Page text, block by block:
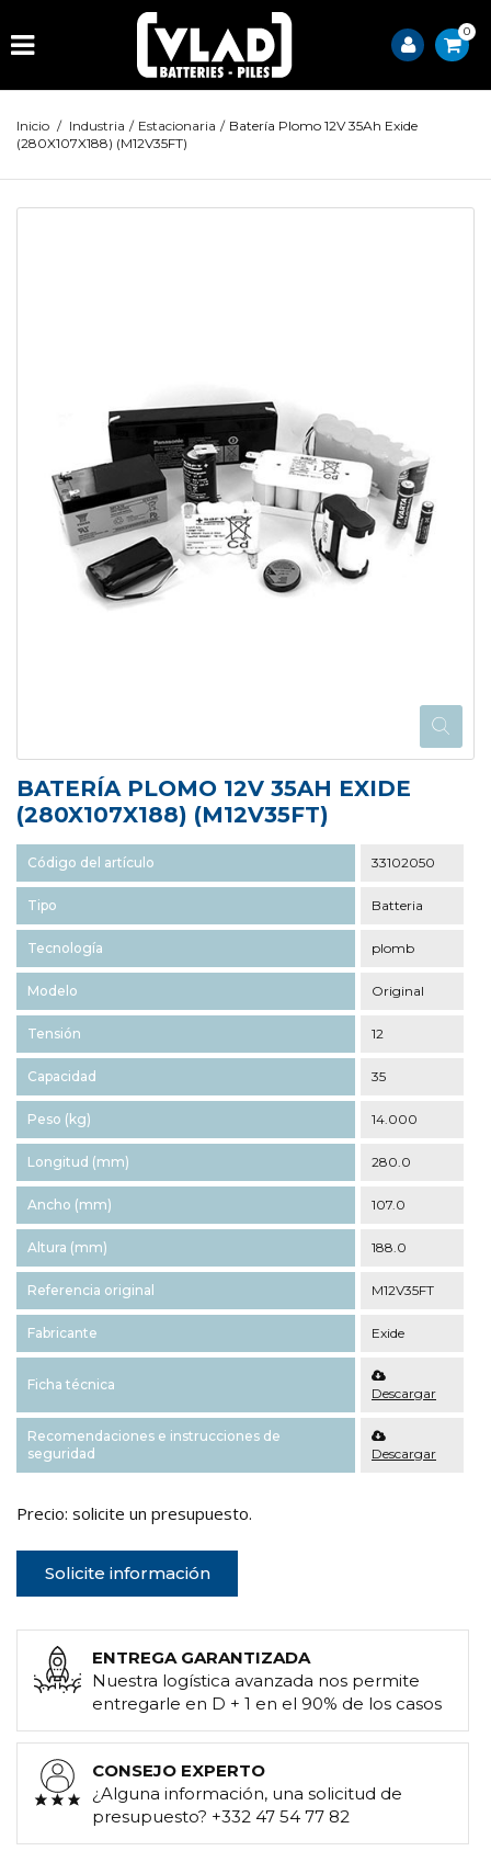
0
Inicio / Industria / Estacionaria / Batería Plomo 12V 35Ah Exide
(280X107X188) (M12V35FT)
BATERÍA PLOMO 12V 35AH EXIDE
(280X107X188) (M12V35FT)
Código del artículo 33102050
Tipo Batteria
Tecnología plomb
Modelo Original
Tensión 12
Capacidad 35
Peso (kg) 14.000
Longitud (mm) 280.0
Ancho (mm) 107.0
Altura (mm) 188.0
Referencia original M12V35FT
Fabricante Exide
Ficha técnica
Descargar
Recomendaciones e instrucciones de
seguridad
Descargar
Precio: solicite un presupuesto.
Solicite información
ENTREGA GARANTIZADA
Nuestra logística avanzada nos permite
entregarle en D + 1 en el 90% de los casos
CONSEJO EXPERTO
¿Alguna información, una solicitud de
presupuesto? +332 47 54 77 82